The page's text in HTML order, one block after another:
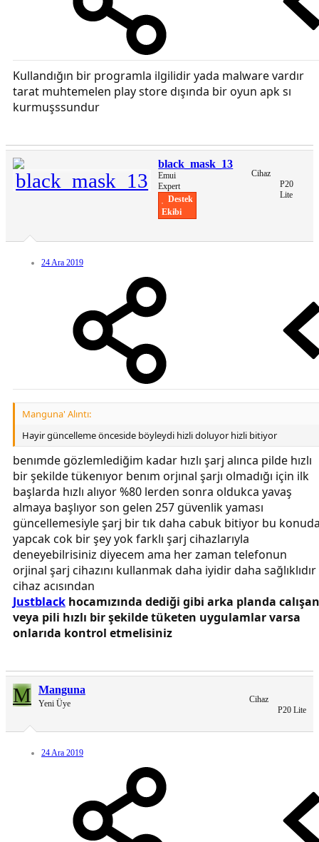
Kullandığın bir programla ilgilidir yada malware vardır
tarat muhtemelen play store dışında bir oyun apk sı
kurmuşssundur
black_mask_13
Emui
Expert
Destek
Ekibi
Cihaz
P20
Lite
24 Ara 2019
Manguna' Alıntı:
Hayir güncelleme önceside böyleydi hizli doluyor hizli bitiyor
benımde gözlemlediğim kadar hızlı şarj alınca pilde hızlı
bir şekilde tükenıyor benım orjınal şarjı olmadığı için ilk
başlarda hızlı alıyor %80 lerden sonra oldukca yavaş
almaya başlıyor son gelen 257 güvenlik yaması
güncellemesiyle şarj bir tık daha cabuk bitiyor bu
yapcak cok bir şey yok farklı şarj cihazlarıyla
deneyebilrisiniz diyecem ama her zaman telefonun
orjinal şarj cihazını kullanmak daha iyidir daha sağlıklıdır
cihaz acısından
Justblack hocamızında dediği gibi arka planda calışan
veya pili hızlı bir şekilde tüketen uygulamlar varsa
onlarıda kontrol etmelisiniz
M Manguna
Yeni Üye
Cihaz
P20 Lite
24 Ara 2019